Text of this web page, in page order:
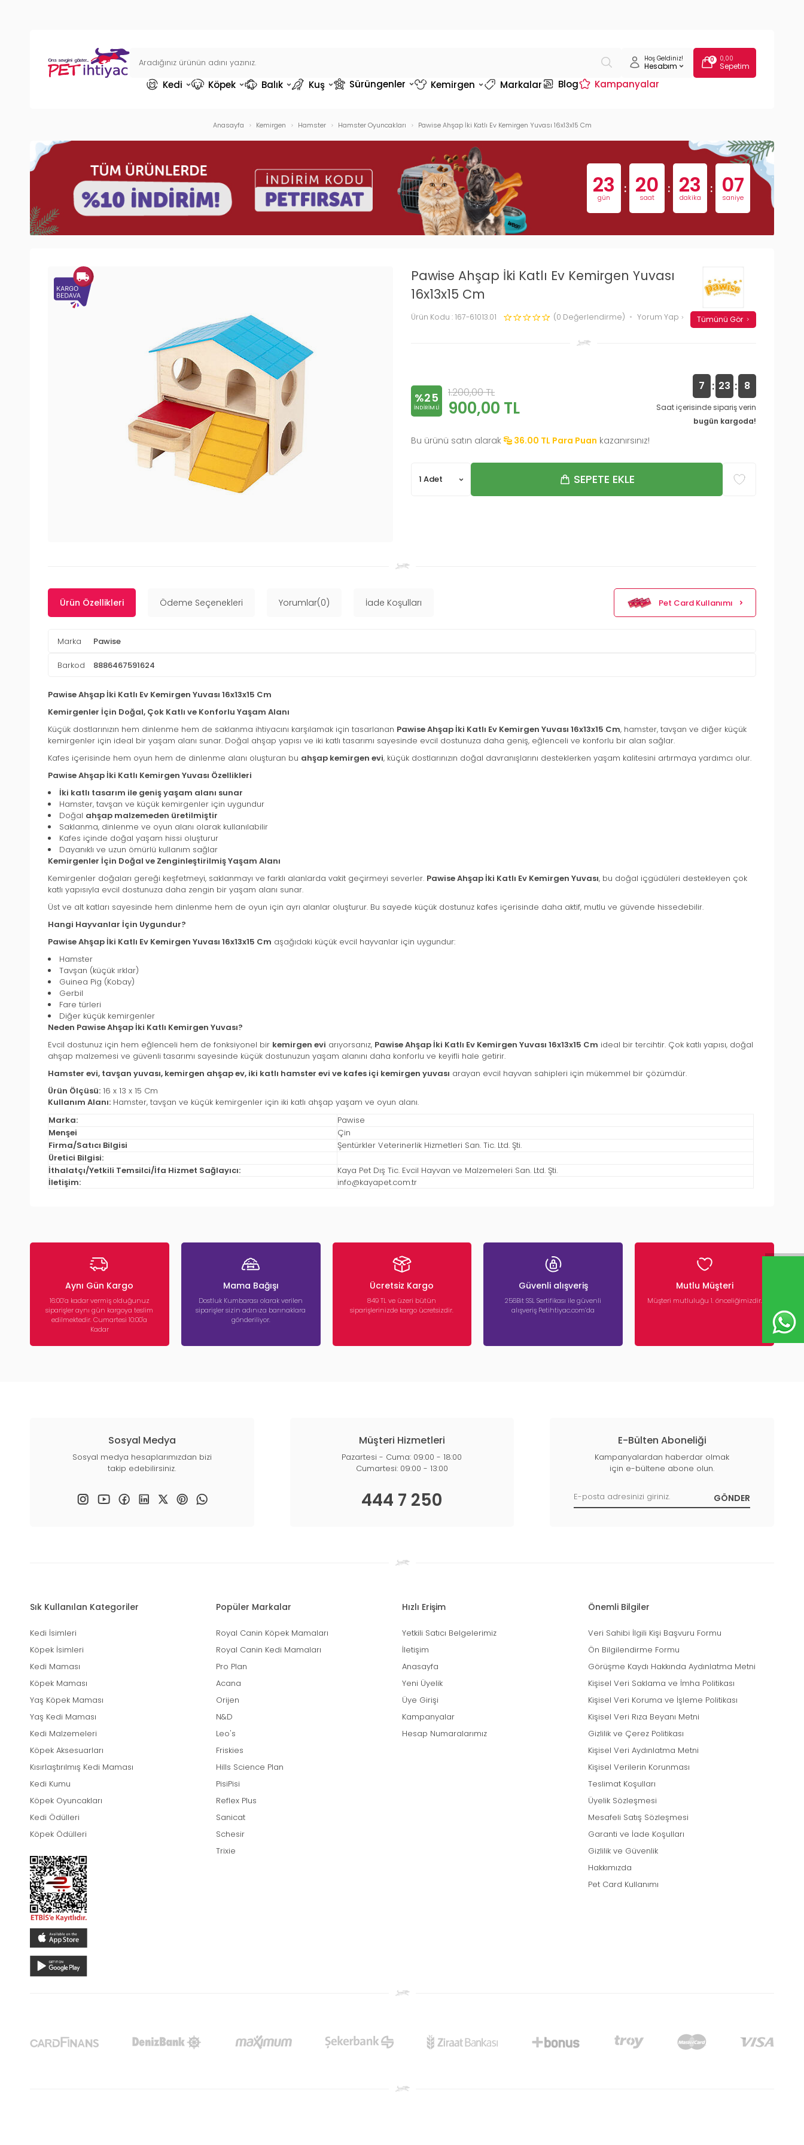
Hoş Geldiniz!
Hesabım
0 0,00
Sepetim
Kedi Köpek Balık Kuş Sürüngenler Kemirgen Markalar Blog Kampanyalar
Anasayfa Kemirgen Hamster Hamster Oyuncakları Pawise Ahşap İki Katlı Ev Kemirgen Yuvası 16x13x15 Cm
23
gün 20
saat 23
dakika 06
saniye
Pawise Ahşap İki Katlı Ev Kemirgen Yuvası
16x13x15 Cm
Ürün Kodu : 167-61013.01 (0 Değerlendirme) Yorum Yap Tümünü Gör
%25
INDIRIMLI
1.200,00TL
900,00 TL
7 : 23 : 7
Saat içerisinde sipariş verin
bugün kargoda!
Bu ürünü satın alarak 36.00 TL Para Puan kazanırsınız!
SEPETE EKLE
Ürün Özellikleri Ödeme Seçenekleri Yorumlar(0) İade Koşulları Pet Card Kullanımı
Marka Pawise
Barkod 8886467591624
Pawise Ahşap İki Katlı Ev Kemirgen Yuvası 16x13x15 Cm
Kemirgenler İçin Doğal, Çok Katlı ve Konforlu Yaşam Alanı
Küçük dostlarınızın hem dinlenme hem de saklanma ihtiyacını karşılamak için tasarlanan Pawise Ahşap İki Katlı Ev Kemirgen Yuvası 16x13x15 Cm, hamster, tavşan ve diğer küçük
kemirgenler için ideal bir yaşam alanı sunar. Doğal ahşap yapısı ve iki katlı tasarımı sayesinde evcil dostunuza daha geniş, eğlenceli ve konforlu bir alan sağlar.
Kafes içerisinde hem oyun hem de dinlenme alanı oluşturan bu ahşap kemirgen evi, küçük dostlarınızın doğal davranışlarını desteklerken yaşam kalitesini artırmaya yardımcı olur.
Pawise Ahşap İki Katlı Kemirgen Yuvası Özellikleri
İki katlı tasarım ile geniş yaşam alanı sunar
Hamster, tavşan ve küçük kemirgenler için uygundur
Doğal ahşap malzemeden üretilmiştir
Saklanma, dinlenme ve oyun alanı olarak kullanılabilir
Kafes içinde doğal yaşam hissi oluşturur
Dayanıklı ve uzun ömürlü kullanım sağlar
Kemirgenler İçin Doğal ve Zenginleştirilmiş Yaşam Alanı
Kemirgenler doğaları gereği keşfetmeyi, saklanmayı ve farklı alanlarda vakit geçirmeyi severler. Pawise Ahşap İki Katlı Ev Kemirgen Yuvası, bu doğal içgüdüleri destekleyen çok
katlı yapısıyla evcil dostunuza daha zengin bir yaşam alanı sunar.
Üst ve alt katları sayesinde hem dinlenme hem de oyun için ayrı alanlar oluşturur. Bu sayede küçük dostunuz kafes içerisinde daha aktif, mutlu ve güvende hissedebilir.
Hangi Hayvanlar İçin Uygundur?
Pawise Ahşap İki Katlı Ev Kemirgen Yuvası 16x13x15 Cm aşağıdaki küçük evcil hayvanlar için uygundur:
Hamster
Tavşan (küçük ırklar)
Guinea Pig (Kobay)
Gerbil
Fare türleri
Diğer küçük kemirgenler
Neden Pawise Ahşap İki Katlı Kemirgen Yuvası?
Evcil dostunuz için hem eğlenceli hem de fonksiyonel bir kemirgen evi arıyorsanız, Pawise Ahşap İki Katlı Ev Kemirgen Yuvası 16x13x15 Cm ideal bir tercihtir. Çok katlı yapısı, doğal
ahşap malzemesi ve güvenli tasarımı sayesinde küçük dostunuzun yaşam alanını daha konforlu ve keyifli hale getirir.
Hamster evi, tavşan yuvası, kemirgen ahşap ev, iki katlı hamster evi ve kafes içi kemirgen yuvası arayan evcil hayvan sahipleri için mükemmel bir çözümdür.
Ürün Ölçüsü: 16 x 13 x 15 Cm
Kullanım Alanı: Hamster, tavşan ve küçük kemirgenler için iki katlı ahşap yaşam ve oyun alanı.
Marka:
Pawise
Menşei
Çin
Firma/Satıcı Bilgisi
Şentürkler Veterinerlik Hizmetleri San. Tic. Ltd. Şti.
Üretici Bilgisi:
İthalatçı/Yetkili Temsilci/İfa Hizmet Sağlayıcı:
Kaya Pet Dış Tic. Evcil Hayvan ve Malzemeleri San. Ltd. Şti.
İletişim:
info@kayapet.com.tr
Aynı Gün Kargo
16:00’a kadar vermiş olduğunuz
siparişler aynı gün kargoya teslim
edilmektedir. Cumartesi 10:00'a
Kadar
Mama Bağışı
Dostluk Kumbarası olarak verilen
siparişler sizin adınıza barınaklara
gönderiliyor.
Ücretsiz Kargo
849 TL ve üzeri bütün
siparişlerinizde kargo ücretsizdir.
Güvenli alışveriş
256Bit SSL Sertifikası ile güvenli
alışveriş Petihtiyac.com’da
Mutlu Müşteri
Müşteri mutluluğu 1. önceliğimizdir.
Sosyal Medya
Sosyal medya hesaplarımızdan bizi
takip edebilirsiniz.
Müşteri Hizmetleri
Pazartesi - Cuma: 09:00 - 18:00
Cumartesi: 09:00 - 13:00
444 7 250
E-Bülten Aboneliği
Kampanyalardan haberdar olmak
için e-bültene abone olun.
Sık Kullanılan Kategoriler
Kedi İsimleri
Köpek İsimleri
Kedi Maması
Köpek Maması
Yaş Köpek Maması
Yaş Kedi Maması
Kedi Malzemeleri
Köpek Aksesuarları
Kısırlaştırılmış Kedi Maması
Kedi Kumu
Köpek Oyuncakları
Kedi Ödülleri
Köpek Ödülleri
Popüler Markalar
Royal Canin Köpek Mamaları
Royal Canin Kedi Mamaları
Pro Plan
Acana
Orijen
N&D
Leo's
Friskies
Hills Science Plan
PisiPisi
Reflex Plus
Sanicat
Schesir
Trixie
Hızlı Erişim
Yetkili Satıcı Belgelerimiz
İletişim
Anasayfa
Yeni Üyelik
Üye Girişi
Kampanyalar
Hesap Numaralarımız
Önemli Bilgiler
Veri Sahibi İlgili Kişi Başvuru Formu
Ön Bilgilendirme Formu
Görüşme Kaydı Hakkında Aydınlatma Metni
Kişisel Veri Saklama ve İmha Politikası
Kişisel Veri Koruma ve İşleme Politikası
Kişisel Veri Rıza Beyanı Metni
Gizlilik ve Çerez Politikası
Kişisel Veri Aydınlatma Metni
Kişisel Verilerin Korunması
Teslimat Koşulları
Üyelik Sözleşmesi
Mesafeli Satış Sözleşmesi
Garanti ve İade Koşulları
Gizlilik ve Güvenlik
Hakkımızda
Pet Card Kullanımı